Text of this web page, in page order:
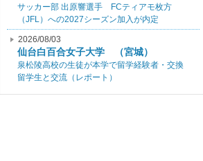
サッカー部 出原響選手 FCティアモ枚方
（JFL）への2027シーズン加入が内定
2026/08/03
仙台白百合女子大学 （宮城）
泉松陵高校の生徒が本学で留学経験者・交換
留学生と交流（レポート）